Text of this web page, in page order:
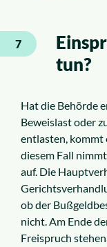
7
tun?
Hat die Behörde
Beweislast oder
entlasten, kommt
diesem Fall
auf. Die
ob der
nicht. Am Ende
Freispruch